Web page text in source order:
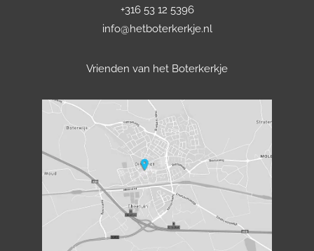
+316 53 12 5396
info@hetboterkerkje.nl
Vrienden van het Boterkerkje